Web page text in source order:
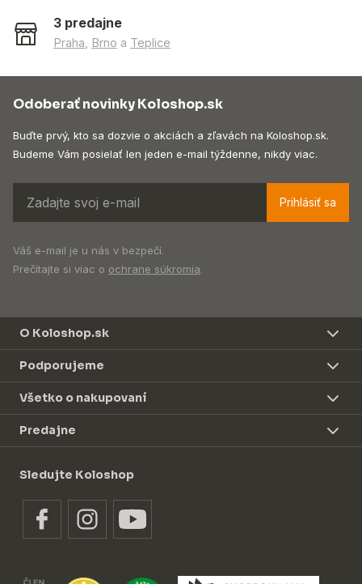
3 predajne
Praha Brno a Teplice
Odoberať novinky Koloshop.sk
Buďte prvý, kto sa dozvie o akciách a zľavách na Koloshop.sk.
Budeme Vám posielať len jeden e-mail týždenne, nikdy viac.
Prihlásiť sa
Váš e-mail je u nás v bezpečí.
Prečítajte si viac o ochrane súkromia.
O Koloshop.sk
Podporujeme
Všetko o nakupovaní
Predajne
Sledujte Koloshop